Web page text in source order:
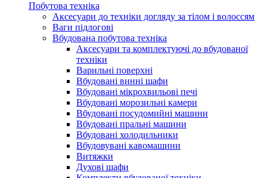
Побутова техніка
Аксесуари до техніки догляду за тілом і волоссям
Ваги підлогові
Вбудована побутова техніка
Аксесуари та комплектуючі до вбудованої
техніки
Варильні поверхні
Вбудовані винні шафи
Вбудовані мікрохвильові печі
Вбудовані морозильні камери
Вбудовані посудомийні машини
Вбудовані пральні машини
Вбудовані холодильники
Вбудовувані кавомашини
Витяжки
Духові шафи